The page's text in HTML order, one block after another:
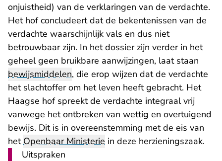
onjuistheid) van de verklaringen van de verdachte.
Het hof concludeert dat de bekentenissen van de
verdachte waarschijnlijk vals en dus niet
betrouwbaar zijn. In het dossier zijn verder in het
geheel geen bruikbare aanwijzingen, laat staan
bewijsmiddelen, die erop wijzen dat de verdachte
het slachtoffer om het leven heeft gebracht. Het
Haagse hof spreekt de verdachte integraal vrij
vanwege het ontbreken van wettig en overtuigend
bewijs. Dit is in overeenstemming met de eis van
hetOpenbaar Ministerie in deze herzieningszaak.
Uitspraken